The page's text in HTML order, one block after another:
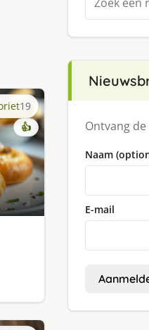
19
👍
naar:
Ontvang
Naam
E-mail